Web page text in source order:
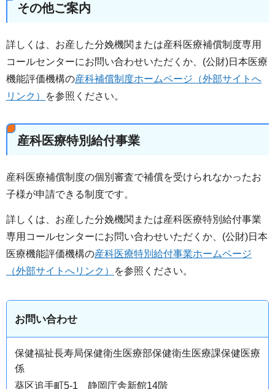
その他ご案内
詳しくは、お産した分娩機関または産科医療補償制度専用
コールセンターにお問い合わせいただくか、(公財)日本医療
機能評価機構の産科補償制度ホームページ（外部サイトへ
リンク）
を参照ください。
産科医療特別給付事業
産科医療補償制度の個別審査で補償を受けられなかったお
子様が申請できる制度です。
詳しくは、お産した分娩機関または産科医療特別給付事業
専用コールセンターにお問い合わせいただくか、(公財)日本
医療機能評価機構の産科医療特別給付事業ホームページ
（外部サイトへリンク）
を参照ください。
お問い合わせ
保健福祉長寿局保健衛生医療部保健衛生医療課保健医療
係
葵区追手町5-1 静岡庁舎新館14階